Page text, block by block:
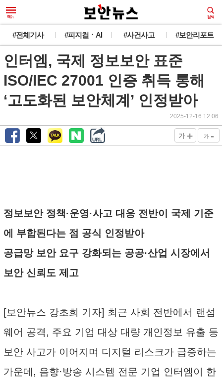
#전체기사 #피지컬ㆍAI #사건사고 #보안리포트
인터엠, 국제 정보보안 표준
ISO/IEC 27001 인증 취득 통해
‘고도화된 보안체계’ 인정받아
2025-12-16 12:06
가 + 가 -
정보보안 정책·운영·사고 대응 전반이 국제 기준
에 부합된다는 점 공식 인정받아
공급망 보안 요구 강화되는 공공·산업 시장에서
보안 신뢰도 제고
[보안뉴스 강초희 기자] 최근 사회 전반에서 랜섬
웨어 공격, 주요 기업 대상 대량 개인정보 유출 등
보안 사고가 이어지며 디지털 리스크가 급증하는
가운데, 음향·방송 시스템 전문 기업 인터엠이 한